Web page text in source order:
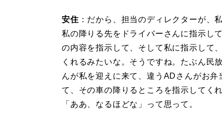
安住 ：だから、担当のディレクターが、
私の降りる先をドライバーさんに指示し
の内容を指示して、そして私に指示して
くれるみたいな。そうですね。たぶん民
んが私を迎えに来て、違うADさんがお
て、その車の降りるところを指示して
「ああ、なるほどな」って思って。